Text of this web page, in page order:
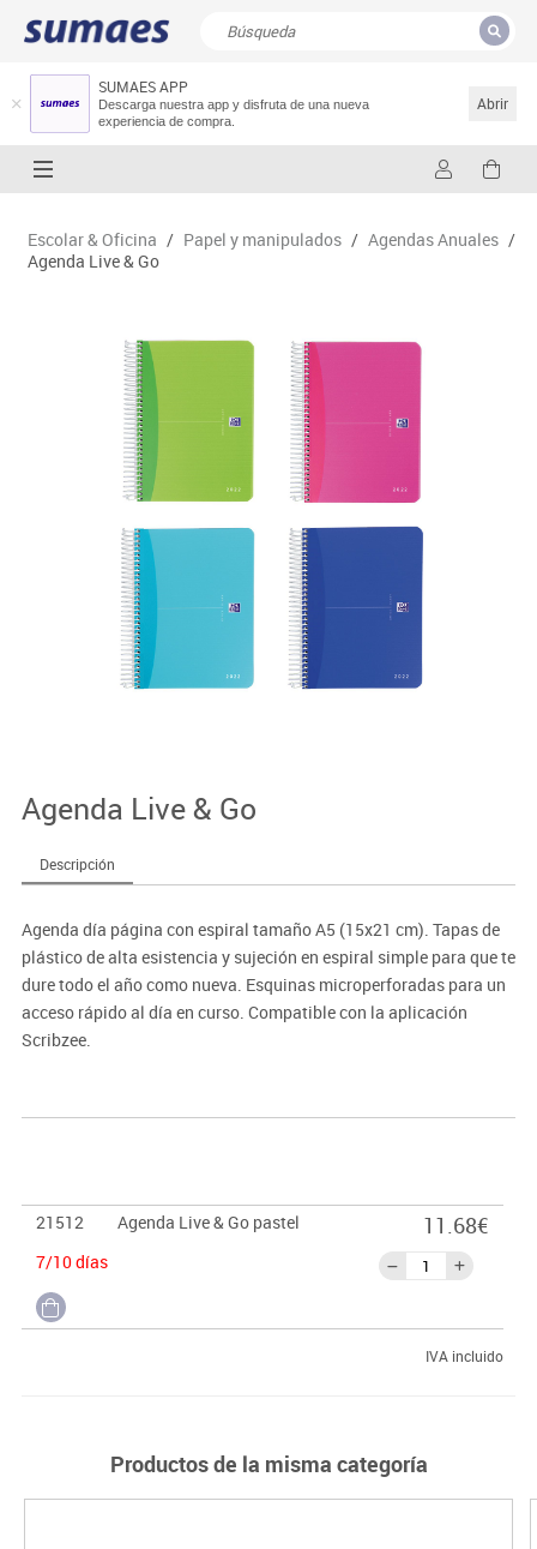
SUMAES APP
Descarga nuestra app y disfruta de una nueva
experiencia de compra.
Abrir
Resultados de la búsqueda
Escolar & Oficina / Papel y manipulados / Agendas Anuales /
Agenda Live & Go
Agenda Live & Go
Descripción
Agenda día página con espiral tamaño A5 (15x21 cm). Tapas de
plástico de alta esistencia y sujeción en espiral simple para que te
dure todo el año como nueva. Esquinas microperforadas para un
acceso rápido al día en curso. Compatible con la aplicación
Scribzee.
21512
Agenda Live & Go pastel
7/10 días
11.68€
IVA incluido
Productos de la misma categoría